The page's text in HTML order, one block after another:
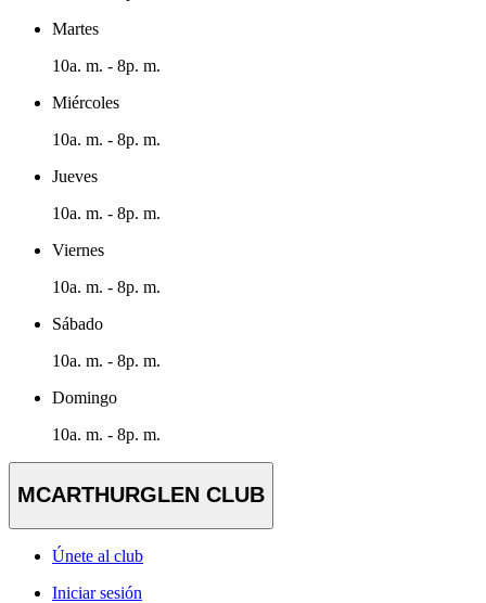
Martes
10a. m. - 8p. m.
Miércoles
10a. m. - 8p. m.
Jueves
10a. m. - 8p. m.
Viernes
10a. m. - 8p. m.
Sábado
10a. m. - 8p. m.
Domingo
10a. m. - 8p. m.
MCARTHURGLEN CLUB
Únete al club
Iniciar sesión